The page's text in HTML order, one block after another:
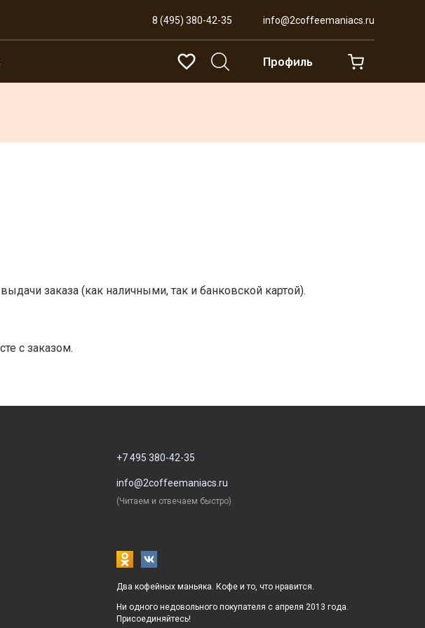
8 (495) 380-42-35 info@2coffeemaniacs.ru
Профиль
заказа (как наличными, так и банковской картой).
с заказом.
+7 495 380-42-35
info@2coffeemaniacs.ru
(Читаем и отвечаем быстро)
Два кофейных маньяка. Кофе и то, что нравится.
Ни одного недовольного покупателя с апреля 2013 года.
Присоединяйтесь!